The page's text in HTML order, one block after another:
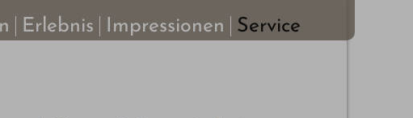
Erlebnis Impressionen Service